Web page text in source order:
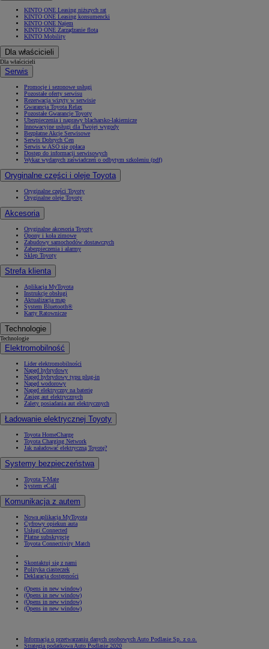
KINTO ONE Leasing niższych rat
KINTO ONE Leasing konsumencki
KINTO ONE Najem
KINTO ONE Zarządzanie flotą
KINTO Mobility
Dla właścicieli
Dla właścicieli
Serwis
Promocje i sezonowe usługi
Pozostałe oferty serwisu
Rezerwacja wizyty w serwisie
Gwarancja Toyota Relax
Pozostałe Gwarancje Toyoty
Ubezpieczenia i naprawy blacharsko-lakiernicze
Innowacyjne usługi dla Twojej wygody
Bezpłatne Akcje Serwisowe
Serwis Dobrych Cen
Serwis w ASO się opłaca
Dostęp do informacji serwisowych
Wykaz wydanych zaświadczeń o odbytym szkoleniu (pdf)
Oryginalne części i oleje Toyota
Oryginalne części Toyoty
Oryginalne oleje Toyoty
Akcesoria
Oryginalne akcesoria Toyoty
Opony i koła zimowe
Zabudowy samochodów dostawczych
Zabezpieczenia i alarmy
Sklep Toyoty
Strefa klienta
Aplikacja MyToyota
Instrukcje obsługi
Aktualizacja map
System Bluetooth®
Karty Ratownicze
Technologie
Technologie
Elektromobilność
Lider elektromobilności
Napęd hybrydowy
Napęd hybrydowy typu plug-in
Napęd wodorowy
Napęd elektryczny na baterię
Zasięg aut elektrycznych
Zalety posiadania aut elektrycznych
Ładowanie elektrycznej Toyoty
Toyota HomeCharge
Toyota Charging Network
Jak naładować elektryczną Toyotę?
Systemy bezpieczeństwa
Toyota T-Mate
System eCall
Komunikacja z autem
Nowa aplikacja MyToyota
Cyfrowy opiekun auta
Usługi Connected
Płatne subskrypcje
Toyota Connectivity Match
Skontaktuj się z nami
Polityka ciasteczek
Deklaracja dostępności
(Opens in new window)
(Opens in new window)
(Opens in new window)
(Opens in new window)
Informacja o przetwarzaniu danych osobowych Auto Podlasie Sp. z o.o.
Strategia podatkowa Auto Podlasie 2020